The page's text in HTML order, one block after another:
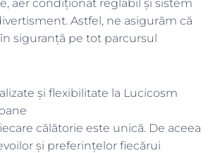
aer condiționat reglabil și sistem
Astfel, ne asigurăm că
siguranță pe tot parcursul
și flexibilitate la Lucicosm
călătorie este unică. De aceea
și preferințelor fiecărui